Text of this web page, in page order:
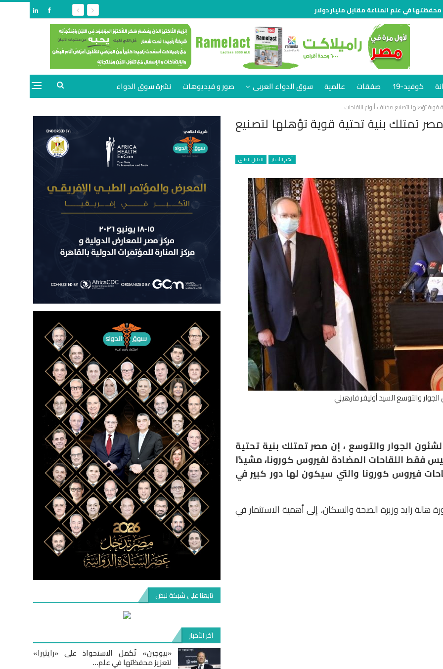
في علم المناعة مقابل مليار دولار
كوفيد-19 صفقات عالمية سوق الدواء العربى صور و فيديوهات نشرة سوق الدواء
تؤهلها لتصنيع مختلف أنواع اللقاحات
تمتلك بنية تحتية قوية تؤهلها لتصنيع
أهم الأخبار الدليل الطبى
والتوسع السيد أوليفر فارهيلي
الجوار والتوسع ، إن مصر تمتلك بنية تحتية
فقط اللقاحات المضادة لفيروس كورونا، مشيدًا
فيروس كورونا والتي سيكون لها دور كبير في
زايد وزيرة الصحة والسكان، إلى أهمية الاستثمار في
تابعنا على شبكة نبض
آخر الأخبار
«بيوجين» تُكمل الاستحواذ على «رايثيرا»
لتعزيز محفظتها في علم…